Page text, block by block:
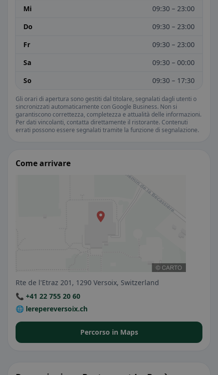
Mi
09:30 – 23:00
Do
09:30 – 23:00
Fr
09:30 – 23:00
Sa
09:30 – 00:00
So
09:30 – 17:30
Gli orari di apertura sono gestiti dal titolare, segnalati dagli utenti o
sincronizzati automaticamente con Google Business. Non si
garantiscono correttezza, completezza e attualità delle informazioni.
Per dati vincolanti, contatta direttamente il ristorante. Contenuti
errati possono essere segnalati tramite la funzione di segnalazione.
Come arrivare
Rte de l'Etraz 201, 1290 Versoix, Switzerland
📞 +41 22 755 20 60
🌐 lerepereversoix.ch
Percorso in Maps